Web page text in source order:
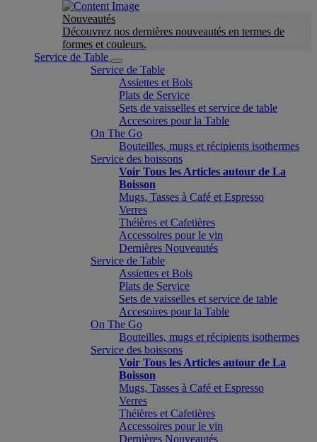
Nouveautés
Découvrez nos dernières nouveautés en termes de
formes et couleurs.
Service de Table
Service de Table
Assiettes et Bols
Plats de Service
Sets de vaisselles et service de table
Accesoires pour la Table
On The Go
Bouteilles, mugs et récipients isothermes
Service des boissons
Voir Tous les Articles autour de La
Boisson
Mugs, Tasses à Café et Espresso
Verres
Théières et Cafetières
Accessoires pour le vin
Dernières Nouveautés
Service de Table
Assiettes et Bols
Plats de Service
Sets de vaisselles et service de table
Accesoires pour la Table
On The Go
Bouteilles, mugs et récipients isothermes
Service des boissons
Voir Tous les Articles autour de La
Boisson
Mugs, Tasses à Café et Espresso
Verres
Théières et Cafetières
Accessoires pour le vin
Dernières Nouveautés